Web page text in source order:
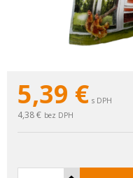
5,39 € s DPH
4,38 € bez DPH